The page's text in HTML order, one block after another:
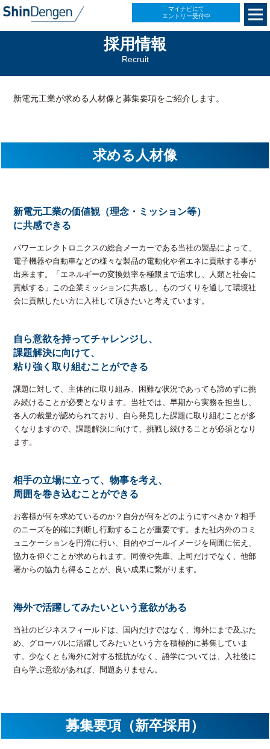
マイナビにて
エントリー受付中
採用情報
Recruit
新電元工業が求める人材像と募集要項をご紹介します。
求める人材像
新電元工業の価値観（理念・ミッション等）
に共感できる
パワーエレクトロニクスの総合メーカーである当社の製品によって、
電子機器や自動車などの様々な製品の電動化や省エネに貢献する事が
出来ます。「エネルギーの変換効率を極限まで追求し、人類と社会に
貢献する」この企業ミッションに共感し、ものづくりを通して環境社
会に貢献したい方に入社して頂きたいと考えています。
自ら意欲を持ってチャレンジし、
課題解決に向けて、
粘り強く取り組むことができる
課題に対して、主体的に取り組み、困難な状況であっても諦めずに挑
み続けることが必要となります。当社では、早期から実務を担当し、
各人の裁量が認められており、自ら発見した課題に取り組むことが多
くなりますので、課題解決に向けて、挑戦し続けることが必須となり
ます。
相手の立場に立って、物事を考え、
周囲を巻き込むことができる
お客様が何を求めているのか？自分が何をどのようにすべきか？相手
のニーズを的確に判断し行動することが重要です。また社内外のコミ
ュニケーションを円滑に行い、目的やゴールイメージを周囲に伝え、
協力を仰ぐことが求められます。同僚や先輩、上司だけでなく、他部
署からの協力も得ることが、良い成果に繋がります。
海外で活躍してみたいという意欲がある
当社のビジネスフィールドは、国内だけではなく、海外にまで及ぶた
め、グローバルに活躍してみたいという方を積極的に募集していま
す。少なくとも海外に対する抵抗がなく、語学については、入社後に
自ら学ぶ意欲があれば、問題ありません。
募集要項（新卒採用）